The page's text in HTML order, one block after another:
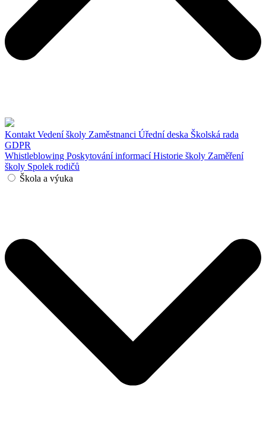
Kontakt Vedení školy Zaměstnanci Úřední deska Školská rada
GDPR
Whistleblowing Poskytování informacíHistorie školy Zaměření
školy Spolek rodičů
Škola a výuka